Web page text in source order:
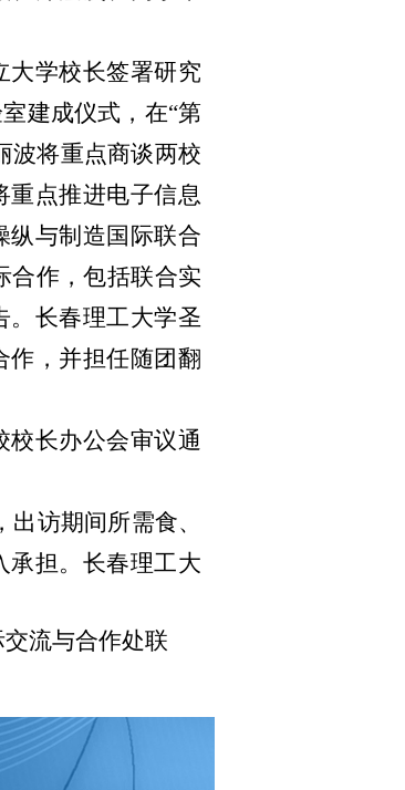
大学校长签署研究
建成仪式，在“第
波将重点商谈两校
重点推进电子信息
纵与制造国际联合
合作，包括联合实
。长春理工大学圣
作，并担任随团翻
校长办公会审议通
访期间所需食、
承担。长春理工大
流与合作处联